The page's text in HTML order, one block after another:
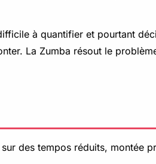
à quantifier et pourtant
La Zumba résout le
des tempos réduits, montée